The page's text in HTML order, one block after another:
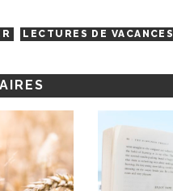
LECTURES DE VACANCES